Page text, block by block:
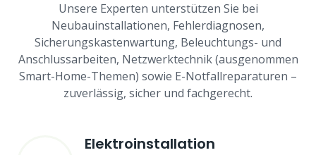
Unsere Experten unterstützen Sie bei
Neubauinstallationen, Fehlerdiagnosen,
Sicherungskastenwartung, Beleuchtungs- und
Anschlussarbeiten, Netzwerktechnik (ausgenommen
Smart-Home-Themen) sowie E-Notfallreparaturen –
zuverlässig, sicher und fachgerecht.
Elektroinstallation